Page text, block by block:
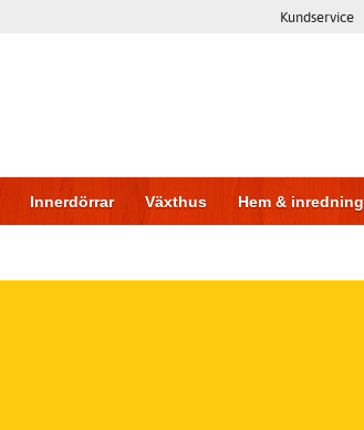
Kundservice
Innerdörrar Växthus Hem & inredning